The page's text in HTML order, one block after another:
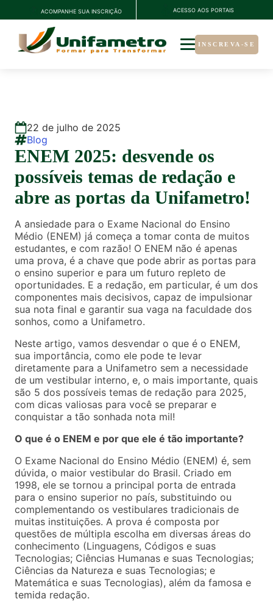
ACOMPANHE SUA INSCRIÇÃO ACESSO AOS PORTAIS
INSCREVA-SE
22 de julho de 2025
Blog
ENEM 2025: desvende os
possíveis temas de redação e
abre as portas da Unifametro!
A ansiedade para o Exame Nacional do Ensino
Médio (ENEM) já começa a tomar conta de muitos
estudantes, e com razão! O ENEM não é apenas
uma prova, é a chave que pode abrir as portas para
o ensino superior e para um futuro repleto de
oportunidades. E a redação, em particular, é um dos
componentes mais decisivos, capaz de impulsionar
sua nota final e garantir sua vaga na faculdade dos
sonhos, como a Unifametro.
Neste artigo, vamos desvendar o que é o ENEM,
sua importância, como ele pode te levar
diretamente para a Unifametro sem a necessidade
de um vestibular interno, e, o mais importante, quais
são 5 dos possíveis temas de redação para 2025,
com dicas valiosas para você se preparar e
conquistar a tão sonhada nota mil!
O que é o ENEM e por que ele é tão importante?
O Exame Nacional do Ensino Médio (ENEM) é, sem
dúvida, o maior vestibular do Brasil. Criado em
1998, ele se tornou a principal porta de entrada
para o ensino superior no país, substituindo ou
complementando os vestibulares tradicionais de
muitas instituições. A prova é composta por
questões de múltipla escolha em diversas áreas do
conhecimento (Linguagens, Códigos e suas
Tecnologias; Ciências Humanas e suas Tecnologias;
Ciências da Natureza e suas Tecnologias; e
Matemática e suas Tecnologias), além da famosa e
temida redação.